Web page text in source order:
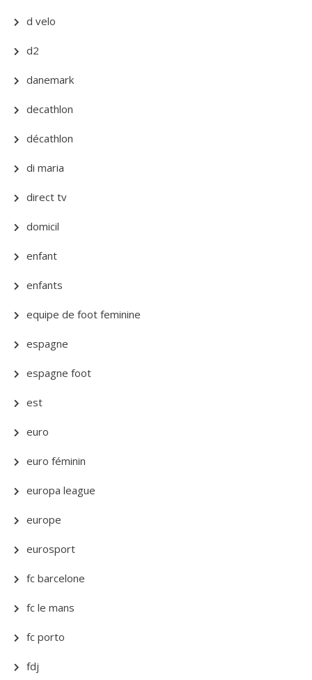
d velo
d2
danemark
decathlon
décathlon
di maria
direct tv
domicil
enfant
enfants
equipe de foot feminine
espagne
espagne foot
est
euro
euro féminin
europa league
europe
eurosport
fc barcelone
fc le mans
fc porto
fdj